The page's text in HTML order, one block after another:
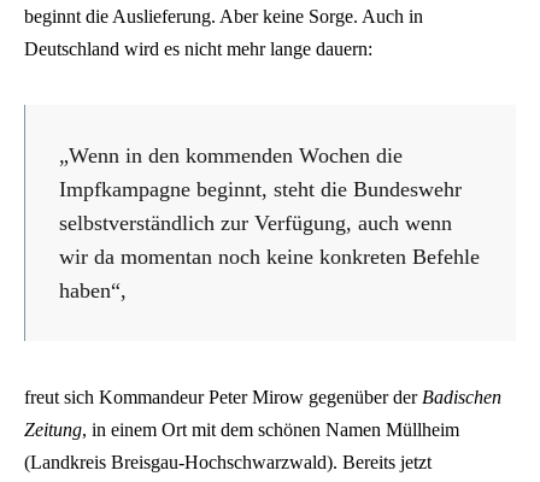
beginnt die Auslieferung. Aber keine Sorge. Auch in
Deutschland wird es nicht mehr lange dauern:
„Wenn in den kommenden Wochen die
Impfkampagne beginnt, steht die Bundeswehr
selbstverständlich zur Verfügung, auch wenn
wir da momentan noch keine konkreten Befehle
haben“,
freut sich Kommandeur Peter Mirow gegenüber der Badischen
Zeitung, in einem Ort mit dem schönen Namen Müllheim
(Landkreis Breisgau-Hochschwarzwald). Bereits jetzt